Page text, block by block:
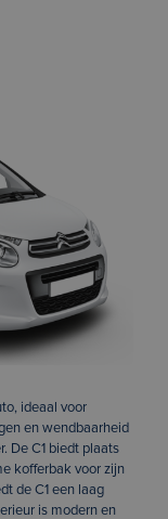
ideaal voor
en wendbaarheid
De C1 biedt plaats
kofferbak voor zijn
de C1 een laag
is modern en